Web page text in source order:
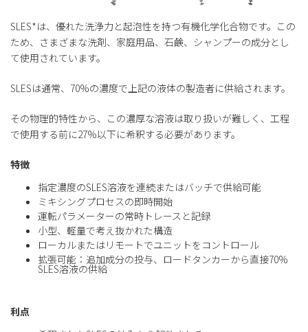
SLES*は、優れた洗浄力と起泡性を持つ有機化学化合物です。この
ため、さまざまな洗剤、家庭用品、石鹸、シャンプーの成分とし
て使用されています。
SLESは通常、70%の濃度で上記の液体の製造者に供給されます。
その物理的特性から、この濃厚な溶液は取り扱いが難しく、工程
で使用する前に27%以下に希釈する必要があります。
特徴
指定濃度のSLES溶液を連続またはバッチで供給可能
ミキシングプロセスの即時開始
運転パラメーターの常時トレースと記録
小型、軽量で考え抜かれた構造
ローカルまたはリモートでユニットをコントロール
拡張可能：追加成分の投与、ロードタンカーから直接70%
SLES溶液の供給
利点